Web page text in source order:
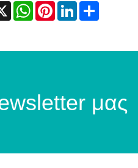
X WhatsAppPinterestLinkedInShare
μας